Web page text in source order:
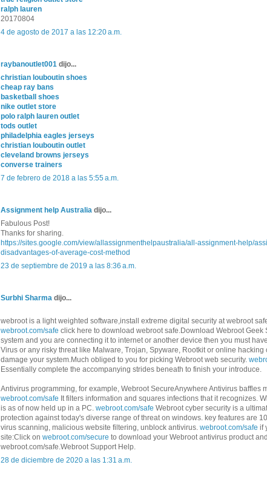
ralph lauren
20170804
4 de agosto de 2017 a las 12:20 a.m.
raybanoutlet001 dijo...
christian louboutin shoes
cheap ray bans
basketball shoes
nike outlet store
polo ralph lauren outlet
tods outlet
philadelphia eagles jerseys
christian louboutin outlet
cleveland browns jerseys
converse trainers
7 de febrero de 2018 a las 5:55 a.m.
Assignment help Australia dijo...
Fabulous Post!
Thanks for sharing.
https://sites.google.com/view/allassignmenthelpaustralia/all-assignment-help/
disadvantages-of-average-cost-method
23 de septiembre de 2019 a las 8:36 a.m.
Surbhi Sharma dijo...
webroot is a light weighted software,install extreme digital security at webroot
webroot.com/safe click here to download webroot safe.Download Webroot Geek
system and you are connecting it to internet or another device then you must
Virus or any risky threat like Malware, Trojan, Spyware, Rootkit or online hacking
damage your system.Much obliged to you for picking Webroot web security.
Essentially complete the accompanying strides beneath to finish your introduce.
Antivirus programming, for example, Webroot SecureAnywhere Antivirus baffles
webroot.com/safe It filters information and squares infections that it recognizes.
is as of now held up in a PC. webroot.com/safe Webroot cyber security is a
protection against today's diverse range of threat on windows. key features are
virus scanning, malicious website filtering, unblock antivirus. webroot.com/safe if
site:Click on webroot.com/secure to download your Webroot antivirus product
webroot.com/safe.Webroot Support Help.
28 de diciembre de 2020 a las 1:31 a.m.